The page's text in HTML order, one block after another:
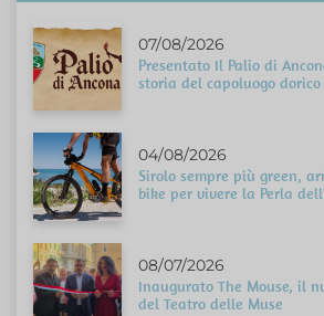
07/08/2026
Presentato Il Palio di
storia del capoluogo dorico
04/08/2026
Sirolo sempre più green,
bike per vivere la Perla
08/07/2026
Inaugurato The Mouse, il
del Teatro delle Muse